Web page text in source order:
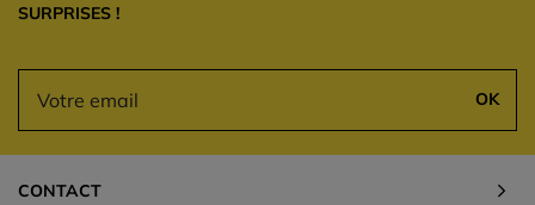
SURPRISES !
OK
CONTACT